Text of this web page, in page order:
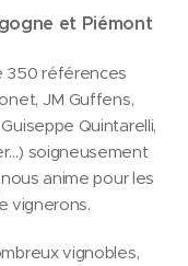
et Piémont
350 références
JM Guffens,
Quintarelli,
soigneusement
anime pour les
vignerons.
vignobles,